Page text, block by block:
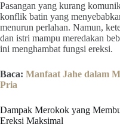
Pasangan yang kurang
konflik batin yang
menurun perlahan. Namun,
dan istri mampu meredakan
ini menghambat fungsi ereksi.
Baca: Manfaat Jahe dalam
Pria
Dampak Merokok yang
Ereksi Maksimal